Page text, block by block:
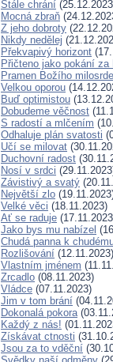
Stále chrání
Mocná zbraň
Z jeho dobroty
Nikdy nedělej
Překvapivý horizont
Přičteno jako pokání za
Pramen Božího
Velkou oporou
Buď optimistou
Dobudeme věčnost
S radostí a mlčením
Odhaluje plán svatosti
Učí se milovat
Duchovní radost
Nosí v srdci
Závistivý a svatý
Největší zlo
Velké věci (18.11.2023)
Ať se raduje
Jako bys mu nabízel
Chudá panna k
Rozlišování (12.11.2023)
Vlastním jménem
Zrcadlo (08.11.2023)
Vládce (07.11.2023)
Jim v tom brání
Dokonalá pokora
Každý z nás!
Získávat ctnosti
Jsou za to vděční